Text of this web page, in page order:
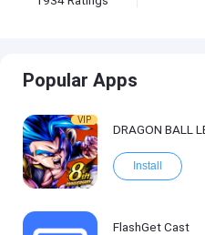
Popular Apps
VIP
Install
FlashGet Cast